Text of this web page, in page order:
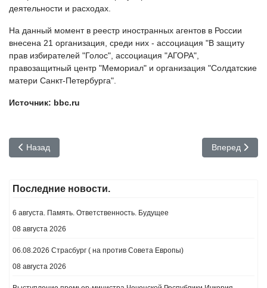
деятельности и расходах.
На данный момент в реестр иностранных агентов в России
внесена 21 организация, среди них - ассоциация "В защиту
прав избирателей "Голос", ассоциация "АГОРА",
правозащитный центр "Мемориал" и организация "Солдатские
матери Санкт-Петербурга".
Источник: bbc.ru
Предыдущий: Снесен дом семьи Асламбека Вадалова
Назад Следующий:
Вперед
Последние новости.
6 августа. Память. Ответственность. Будущее
08 августа 2026
06.08.2026 Страсбург ( на против Совета Европы)
08 августа 2026